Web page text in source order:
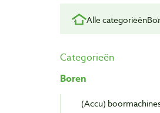
Alle categorieën
Categorieën
Boren
(Accu)